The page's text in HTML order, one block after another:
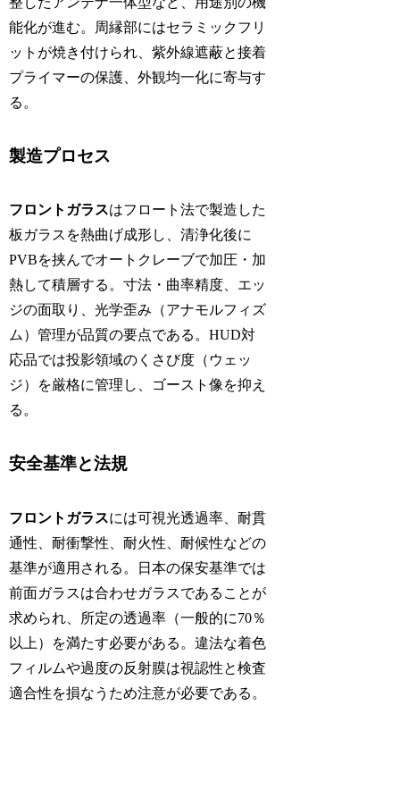
能化が進む。周縁部にはセラミックフリ
ットが焼き付けられ、紫外線遮蔽と接着
プライマーの保護、外観均一化に寄与す
る。
製造プロセス
フロントガラスはフロート法で製造した
板ガラスを熱曲げ成形し、清浄化後に
PVBを挟んでオートクレーブで加圧・加
熱して積層する。寸法・曲率精度、エッ
ジの面取り、光学歪み（アナモルフィズ
ム）管理が品質の要点である。HUD対
応品では投影領域のくさび度（ウェッ
ジ）を厳格に管理し、ゴースト像を抑え
る。
安全基準と法規
フロントガラスには可視光透過率、耐貫
通性、耐衝撃性、耐火性、耐候性などの
基準が適用される。日本の保安基準では
前面ガラスは合わせガラスであることが
求められ、所定の透過率（一般的に70％
以上）を満たす必要がある。違法な着色
フィルムや過度の反射膜は視認性と検査
適合性を損なうため注意が必要である。